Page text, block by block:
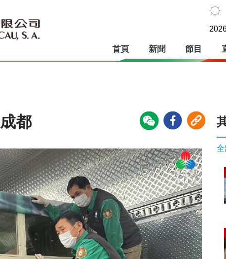
首頁 新聞 節目
都
全